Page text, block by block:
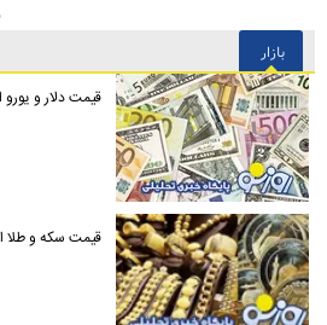
ها
بازار
قیمت دلار و یورو امروز
قیمت سکه و طلا امروز